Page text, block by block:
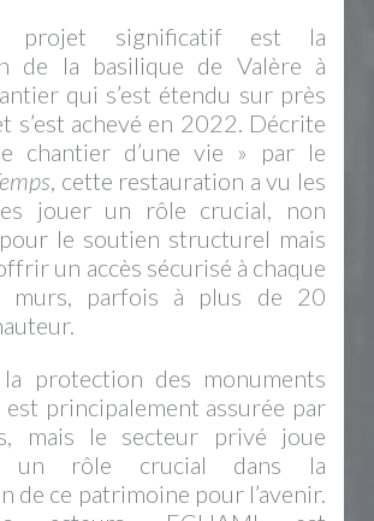
projet significatif est la
de la basilique de Valère à
qui s’est étendu sur près
s’est achevé en 2022. Décrite
chantier d’une vie » par le
, cette restauration a vu les
jouer un rôle crucial, non
le soutien structurel mais
un accès sécurisé à chaque
murs, parfois à plus de 20
la protection des monuments
principalement assurée par
mais le secteur privé joue
un rôle crucial dans la
de ce patrimoine pour l’avenir.